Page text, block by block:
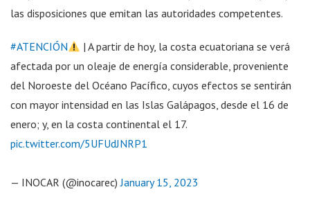
las disposiciones que emitan las autoridades competentes.
#ATENCIÓN
| A partir de hoy, la costa ecuatoriana se verá
afectada por un oleaje de energía considerable, proveniente
del Noroeste del Océano Pacífico, cuyos efectos se sentirán
con mayor intensidad en las Islas Galápagos, desde el 16 de
enero; y, en la costa continental el 17.
pic.twitter.com/5UFUdJNRP1
— INOCAR (@inocarec)January 15, 2023